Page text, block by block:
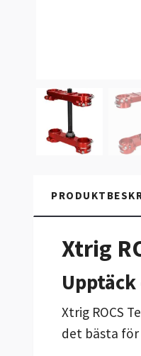
Xtrig
Xtrig ROCS
det bästa för